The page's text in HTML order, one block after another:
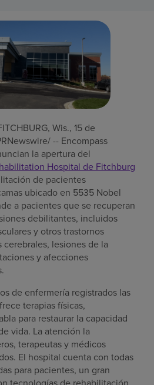
Wis., 15 de
-- Encompass
la apertura del
Hospital de Fitchburg
de pacientes
ubicado en 5535 Nobel
a pacientes que se recuperan
debilitantes, incluidos
y otros trastornos
lesiones de la
y afecciones
de enfermería registrados las
terapias físicas,
para restaurar la capacidad
vida. La atención la
terapeutas y médicos
El hospital cuenta con todas
para pacientes, un gran